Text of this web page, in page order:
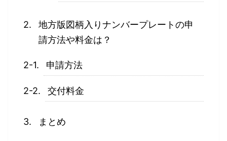
地方版図柄入りナンバープレートの申
請方法や料金は？
申請方法
交付料金
まとめ